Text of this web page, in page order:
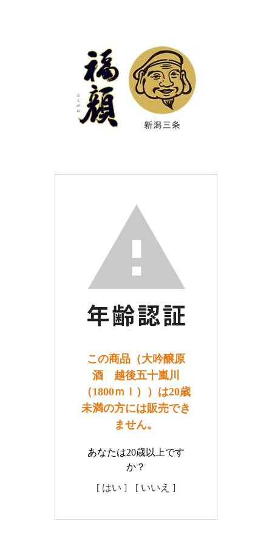
この商品（大吟醸原
酒 越後五十嵐川
（1800ｍｌ））は20歳
未満の方には販売でき
ません。
あなたは20歳以上です
か？
[ はい ]
[ いいえ ]